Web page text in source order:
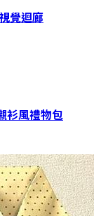
覺迴廊
衫風禮物包